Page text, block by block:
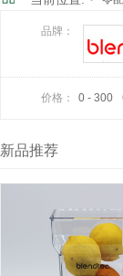
品牌：
价格： 0 - 300
新品推荐